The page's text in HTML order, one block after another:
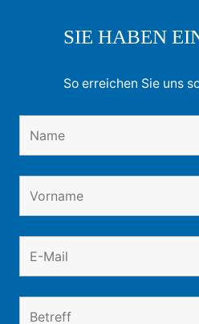
SIE HABEN
So erreichen Sie uns